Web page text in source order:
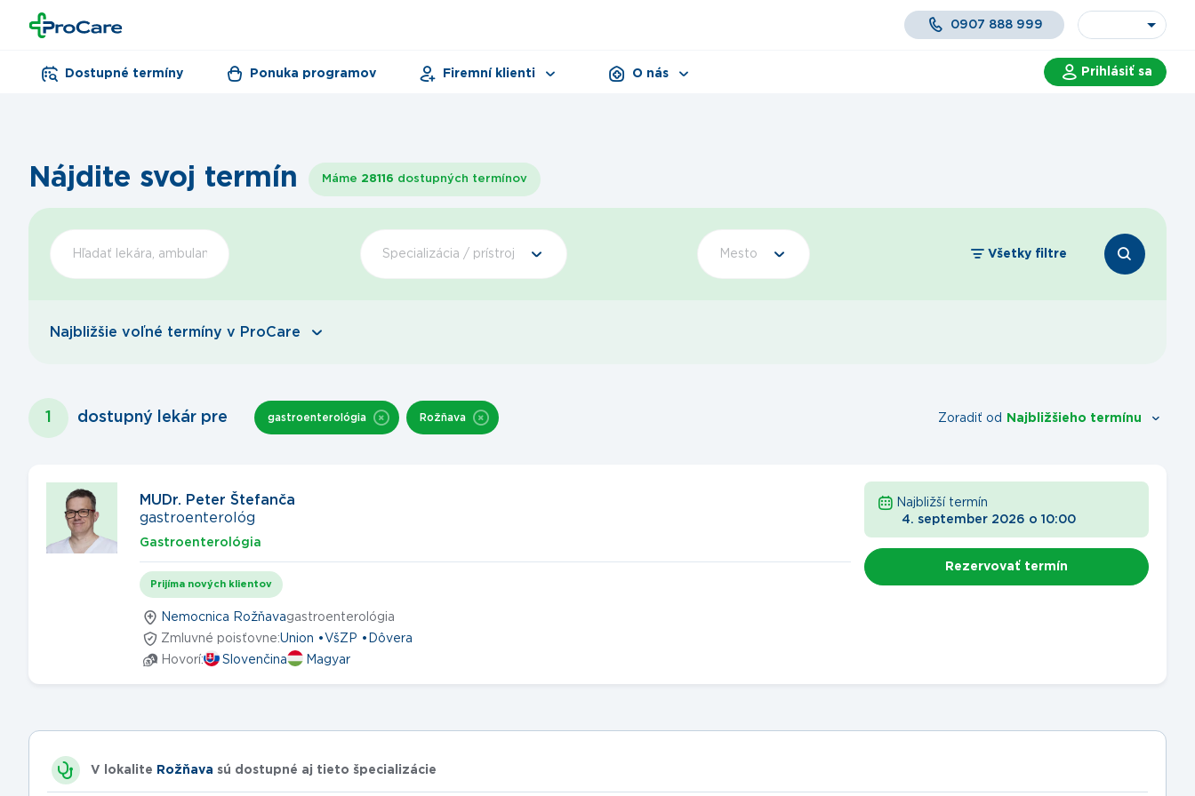
0907 888 999
Dostupné termíny Ponuka programov Firemní klienti O nás Prihlásiť sa
Nájdite svoj termín Máme 28116 dostupných termínov
Špecializácia / prístroj Mesto Všetky filtre
Najbližšie voľné termíny v ProCare
1 dostupný lekár pre gastroenterológia Rožňava Zoradiť od Najbližšieho termínu
MUDr. Peter Štefanča
gastroenterológ
Gastroenterológia
Prijíma nových klientov
Nemocnica Rožňavagastroenterológia
Zmluvné poisťovne:Union VšZP
Dôvera
Hovorí:
Slovenčina Magyar
Najbližší termín
4. september 2026 o 10:00
Rezervovať termín
V lokalite Rožňava sú dostupné aj tieto špecializácie